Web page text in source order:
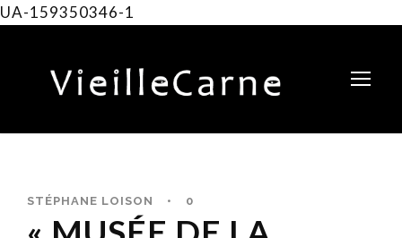
UA-159350346-1
STÉPHANE LOISON • 0